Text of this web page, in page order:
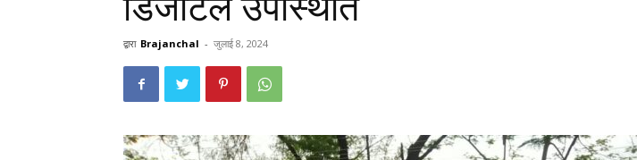
द्वारा Brajanchal - जुलाई 8, 2024